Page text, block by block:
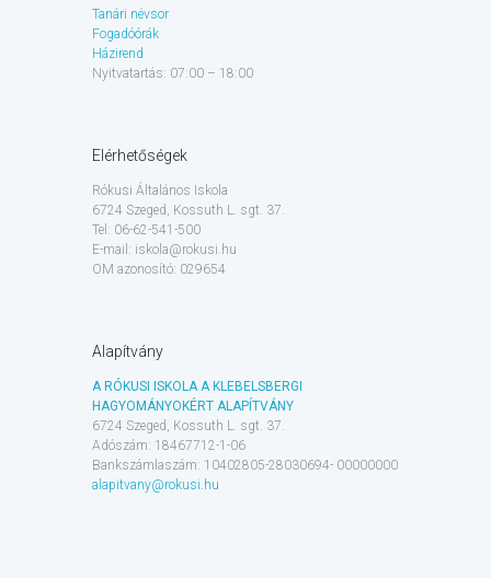
Tanári névsor
Fogadóórák
Házirend
Nyitvatartás: 07:00 – 18:00
Elérhetőségek
Rókusi Általános Iskola
6724 Szeged, Kossuth L. sgt. 37.
Tel: 06-62-541-500
E-mail: iskola@rokusi.hu
OM azonosító: 029654
Alapítvány
A RÓKUSI ISKOLA A KLEBELSBERGI
HAGYOMÁNYOKÉRT ALAPÍTVÁNY
6724 Szeged, Kossuth L. sgt. 37.
Adószám: 18467712-1-06
Bankszámlaszám: 10402805-28030694- 00000000
alapitvany@rokusi.hu